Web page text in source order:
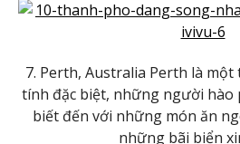
7. Perth, Australia Perth là
tính đặc biệt, những người hào
biết đến với những món ăn
những bãi biển